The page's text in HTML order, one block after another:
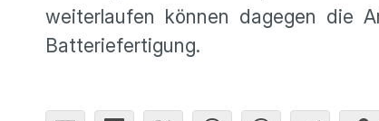
weiterlaufen können dagegen die
Batteriefertigung.